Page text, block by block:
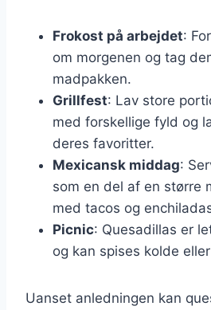
Frokost på arbejdet:
om morgenen og tag
madpakken.
Grillfest: Lav store
med forskellige fyld og
deres favoritter.
Mexicansk middag:
som en del af en større
med tacos og
Picnic: Quesadillas er
og kan spises kolde
Uanset anledningen kan